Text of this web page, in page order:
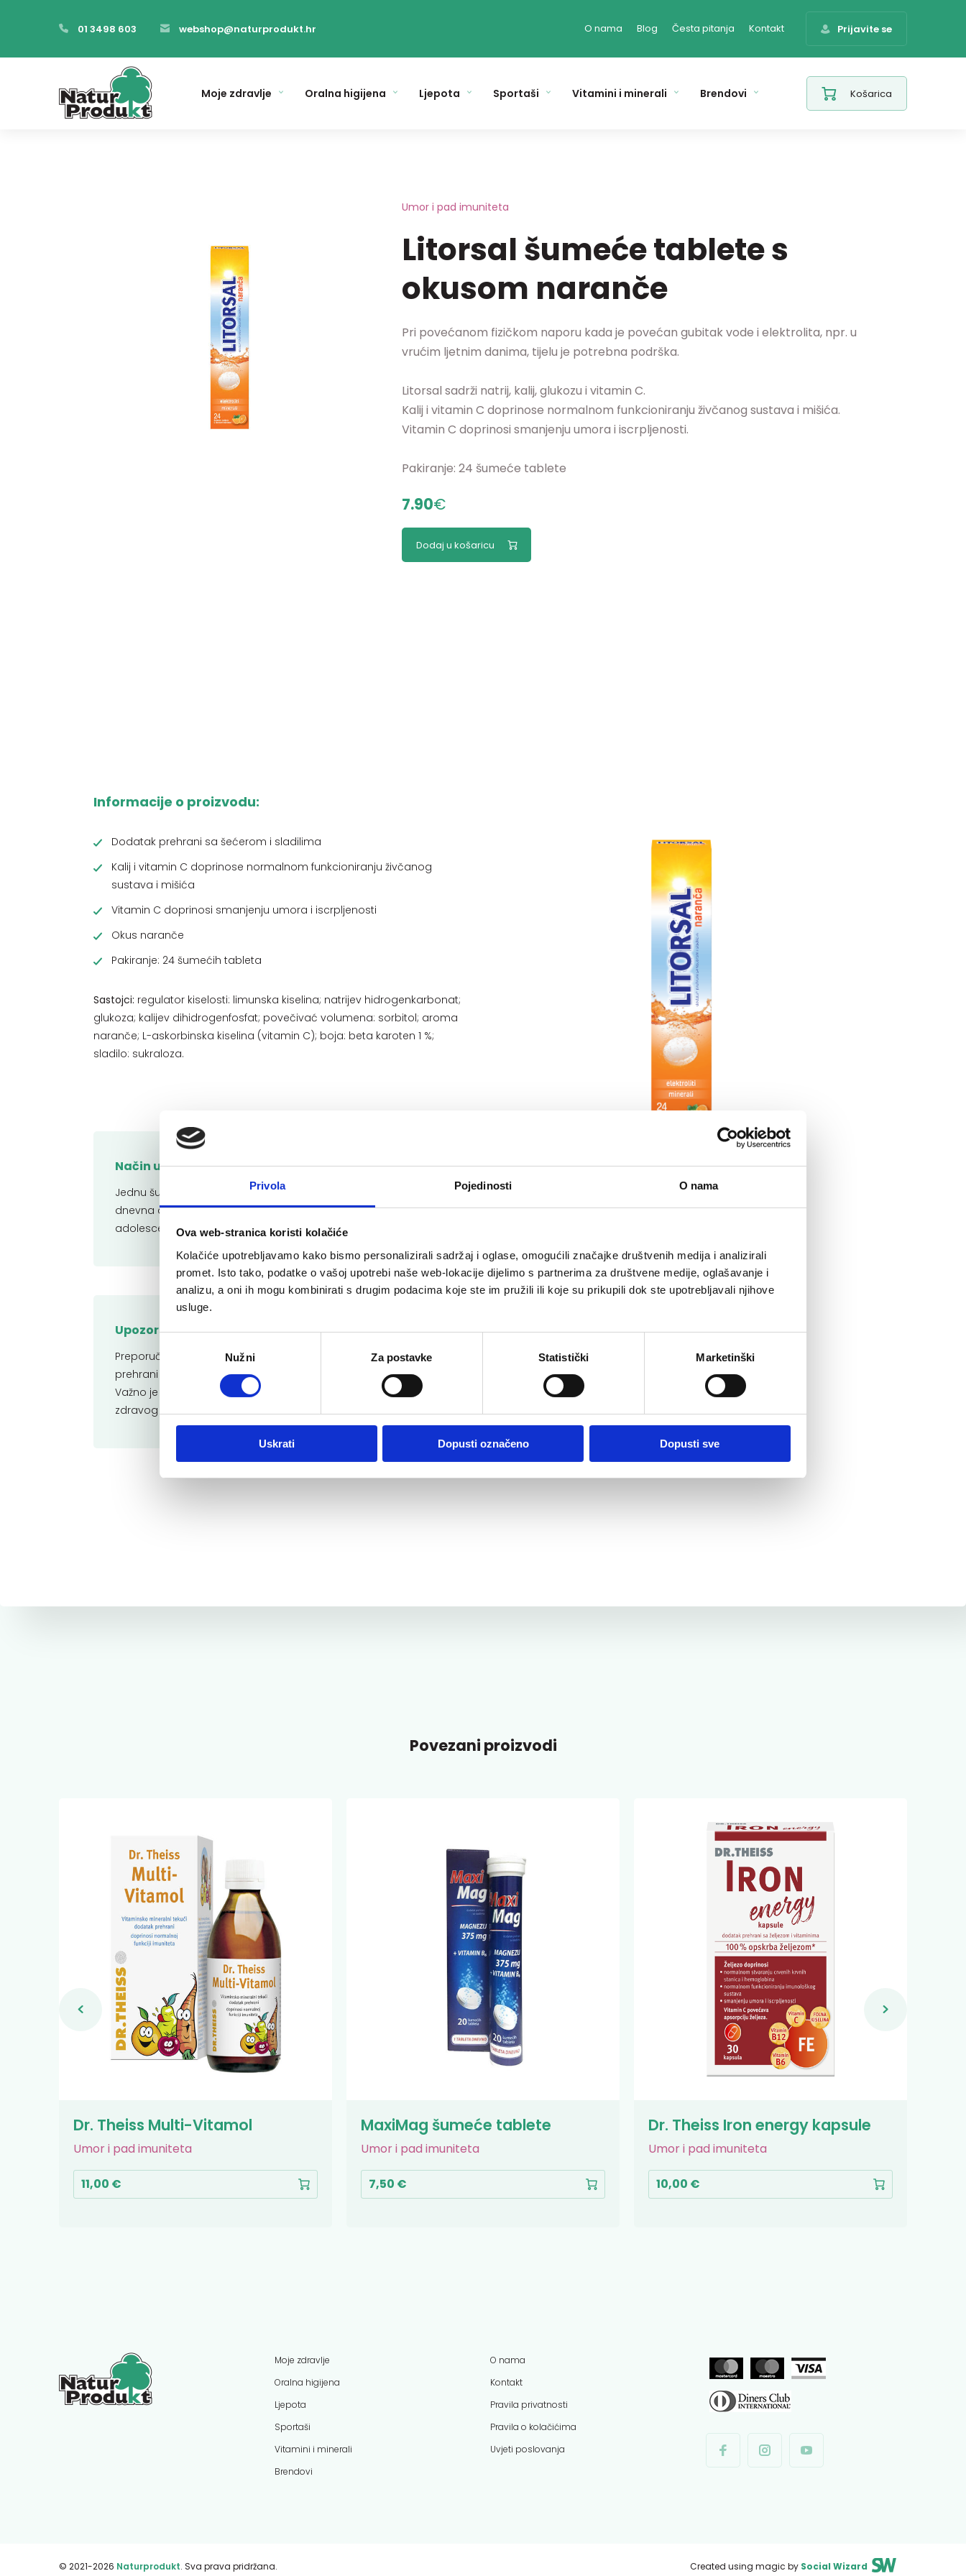
Privola Pojedinosti O nama
Ova web-stranica koristi kolačiće
Kolačiće upotrebljavamo kako bismo personalizirali sadržaj i oglase, omogućili značajke društvenih medija i analizirali
promet. Isto tako, podatke o vašoj upotrebi naše web-lokacije dijelimo s partnerima za društvene medije, oglašavanje i
analizu, a oni ih mogu kombinirati s drugim podacima koje ste im pružili ili koje su prikupili dok ste upotrebljavali njihove
usluge.
pristanka
Nužni Za postavke Statistički Marketinški
Uskrati Dopusti označeno Dopusti sve
01 3498 603 webshop@naturprodukt.hr O nama Blog Česta pitanja Kontakt Prijavite se
Moje zdravlje Oralna higijena Ljepota Sportaši Vitamini i minerali Brendovi Košarica
Umor i pad imuniteta
Litorsal šumeće tablete s
okusom naranče
Pri povećanom fizičkom naporu kada je povećan gubitak vode i elektrolita, npr. u
vrućim ljetnim danima, tijelu je potrebna podrška.
Litorsal sadrži natrij, kalij, glukozu i vitamin C.
Kalij i vitamin C doprinose normalnom funkcioniranju živčanog sustava i mišića.
Vitamin C doprinosi smanjenju umora i iscrpljenosti.
Pakiranje: 24 šumeće tablete
7.90€
Dodaj u košaricu
Informacije o proizvodu:
Dodatak prehrani sa šećerom i sladilima
Kalij i vitamin C doprinose normalnom funkcioniranju živčanog
sustava i mišića
Vitamin C doprinosi smanjenju umora i iscrpljenosti
Okus naranče
Pakiranje: 24 šumećih tableta
Sastojci: regulator kiselosti: limunska kiselina; natrijev hidrogenkarbonat;
glukoza; kalijev dihidrogenfosfat; povečivać volumena: sorbitol; aroma
naranče; L-askorbinska kiselina (vitamin C); boja: beta karoten 1 %;
sladilo: sukraloza.
Način uporabe:
Jednu šumeću tabletu otopiti u 200 ml vode. Preporučena
dnevna doza je 3 šumeće tablete. Litorsal je namijenjen
adolescentima i odraslima.
Upozorenje:
Preporučene dnevne doze ne smiju se prekoračiti. Dodatak
prehrani nije nadomjestak ili zamjena uravnoteženoj prehrani.
Važno je pridržavati se uravnotežene i raznovrsne prehrane i
zdravog načina života. Čuvati od dohvata male djece.
Povezani proizvodi
Dr. Theiss Multi-Vitamol
Umor i pad imuniteta
11,00 €
MaxiMag šumeće tablete
Umor i pad imuniteta
7,50 €
Dr. Theiss Iron energy kapsule
Umor i pad imuniteta
10,00 €
Moje zdravlje
Oralna higijena
Ljepota
Sportaši
Vitamini i minerali
Brendovi
O nama
Kontakt
Pravila privatnosti
Pravila o kolačićima
Uvjeti poslovanja
© 2021-2026 Naturprodukt. Sva prava pridržana. Created using magic by Social Wizard